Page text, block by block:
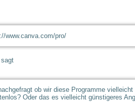
www.canva.com/pro/
ob wir diese Programme
Oder das es vielleicht günstigeres